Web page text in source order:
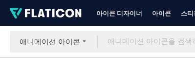
아이콘 디자이너 아이콘 스티
애니메이션 아이콘